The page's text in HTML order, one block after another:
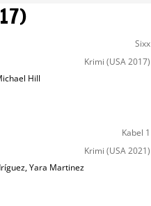
17)
Sixx
Krimi (USA 2017)
Hill
Kabel 1
Krimi (USA 2021)
,Yara Martinez